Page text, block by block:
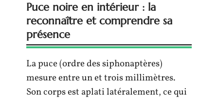
Puce noire en intérieur : la
reconnaître et comprendre sa
présence
La puce (ordre des siphonaptères)
mesure entre un et trois millimètres.
Son corps est aplati latéralement, ce qui